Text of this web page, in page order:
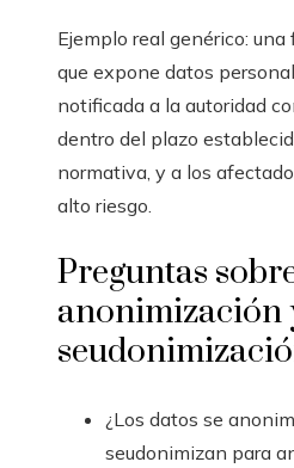
Ejemplo real genérico: una
que expone datos
notificada a la autoridad
dentro del plazo
normativa, y a los
alto riesgo.
Preguntas
anonimización
¿Los datos se
seudonimizan para